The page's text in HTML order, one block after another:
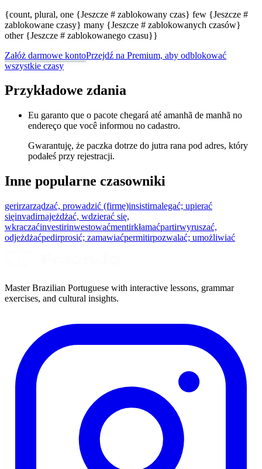
{count, plural, one {Jeszcze # zablokowany czas} few {Jeszcze #
zablokowane czasy} many {Jeszcze # zablokowanych czasów}
other {Jeszcze # zablokowanego czasu}}
Załóż darmowe kontoPrzejdź na Premium, aby odblokować
wszystkie czasy
Przykładowe zdania
Eu garanto que o pacote chegará até amanhã de manhã no
endereço que você informou no cadastro.
Gwarantuję, że paczka dotrze do jutra rana pod adres, który
podałeś przy rejestracji.
Inne popularne czasowniki
gerirzarządzać, prowadzić (firmę)insistirnalegać; upierać
sięinvadirnajeżdżać, wdzierać się,
wkraczaćinvestirinwestowaćmentirkłamaćpartirwyruszać,
odjeżdżaćpedirprosić; zamawiaćpermitirpozwalać; umożliwiać
Master Brazilian Portuguese with interactive lessons, grammar
exercises, and cultural insights.